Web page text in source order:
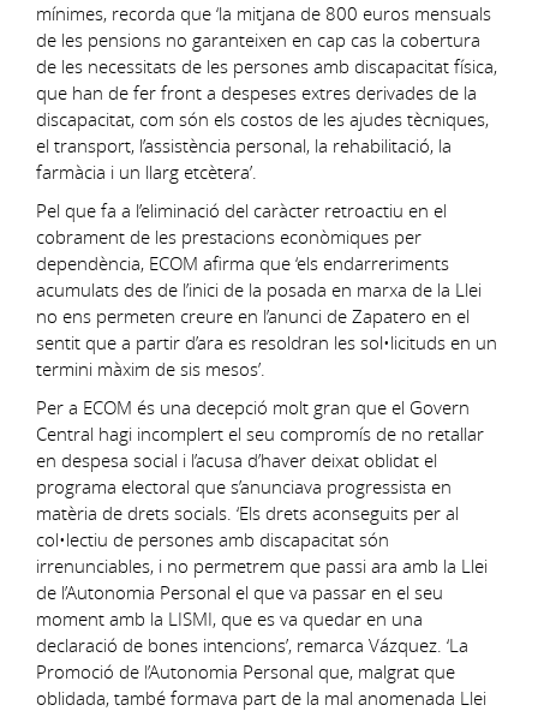
mínimes, recorda que ‘la mitjana de 800 euros mensuals
de les pensions no garanteixen en cap cas la cobertura
de les necessitats de les persones amb discapacitat física,
que han de fer front a despeses extres derivades de la
discapacitat, com són els costos de les ajudes tècniques,
el transport, l’assistència personal, la rehabilitació, la
farmàcia i un llarg etcètera’.
Pel que fa a l’eliminació del caràcter retroactiu en el
cobrament de les prestacions econòmiques per
dependència, ECOM afirma que ‘els endarreriments
acumulats des de l’inici de la posada en marxa de la Llei
no ens permeten creure en l’anunci de Zapatero en el
sentit que a partir d’ara es resoldran les sol•licituds en un
termini màxim de sis mesos’.
Per a ECOM és una decepció molt gran que el Govern
Central hagi incomplert el seu compromís de no retallar
en despesa social i l’acusa d’haver deixat oblidat el
programa electoral que s’anunciava progressista en
matèria de drets socials. ‘Els drets aconseguits per al
col•lectiu de persones amb discapacitat són
irrenunciables, i no permetrem que passi ara amb la Llei
de l’Autonomia Personal el que va passar en el seu
moment amb la LISMI, que es va quedar en una
declaració de bones intencions’, remarca Vázquez. ‘La
Promoció de l’Autonomia Personal que, malgrat que
oblidada, també formava part de la mal anomenada Llei